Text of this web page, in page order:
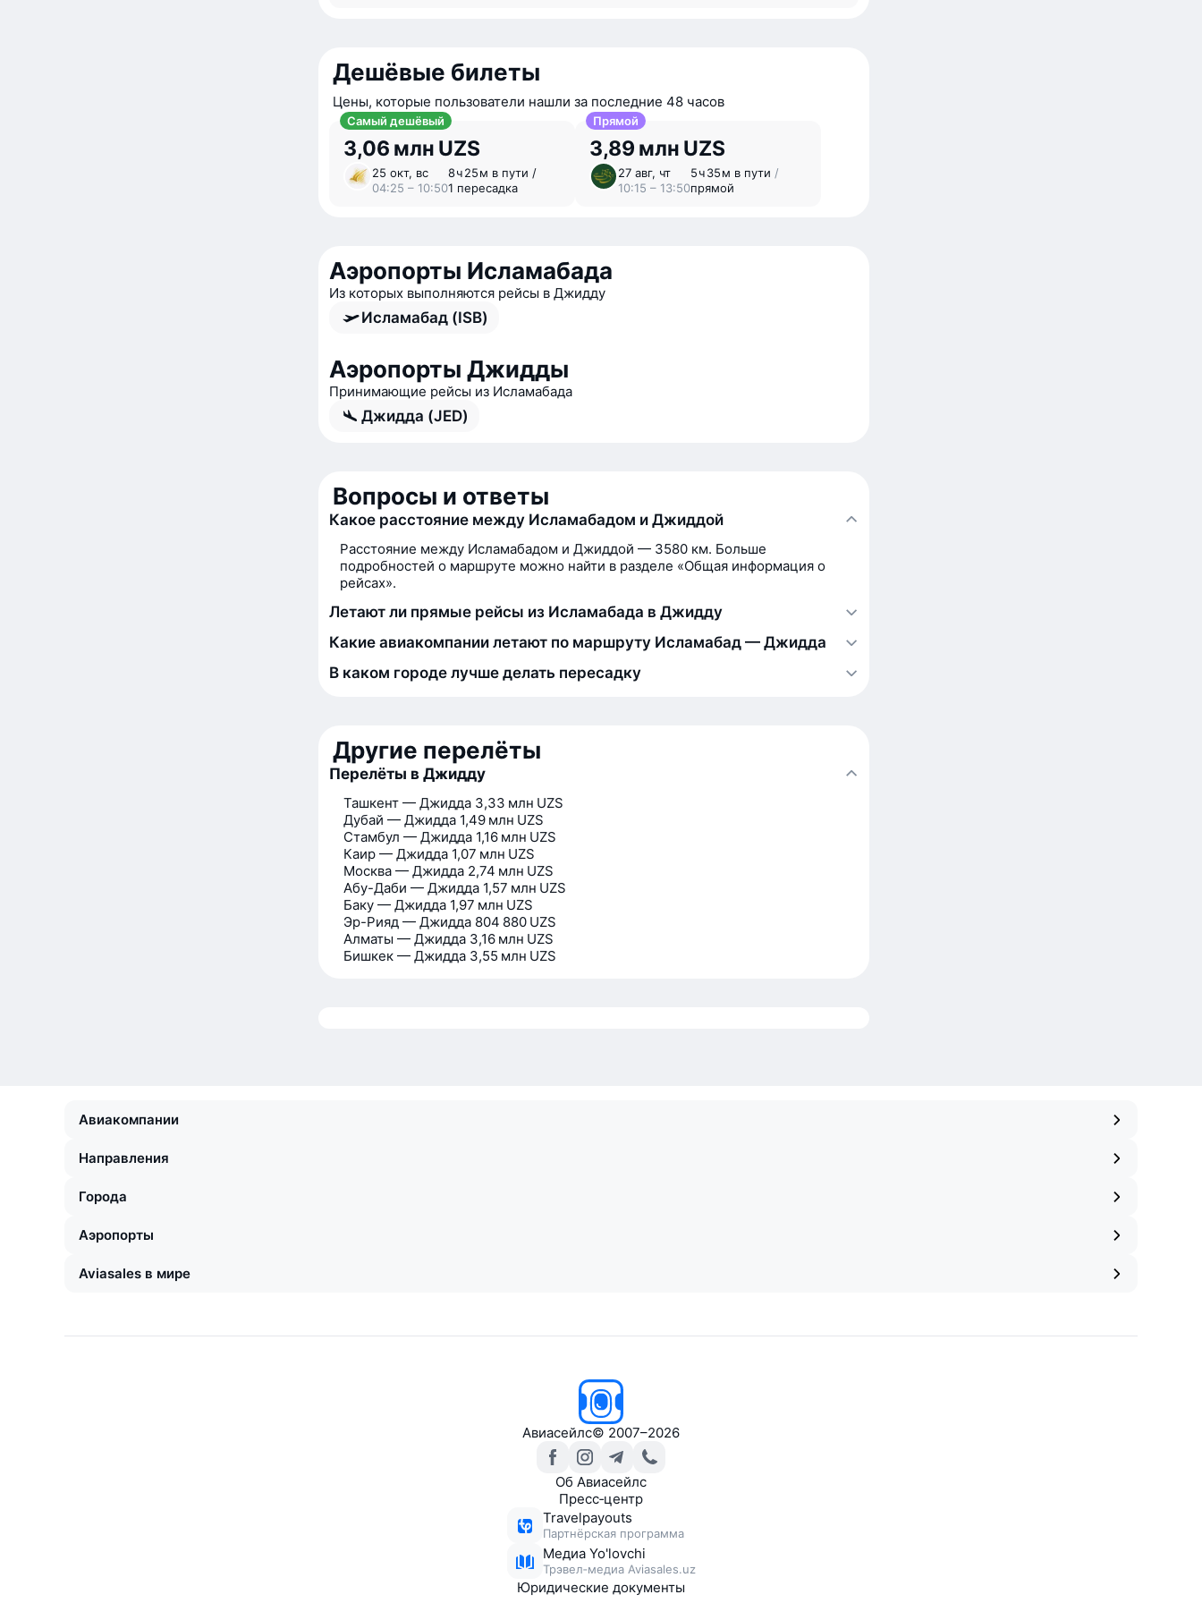
Дешёвые билеты
Цены, которые пользователи нашли за последние 48 часов
Самый дешёвый
3,06 млн UZS
25 окт, вс
04:25 – 10:50
8 ⁠ч 25 ⁠м в пути /
1 пересадка
Прямой
3,89 млн UZS
27 авг, чт
10:15 – 13:50
5 ⁠ч 35 ⁠м в пути /
прямой
Аэропорты Исламабада
Из которых выполняются рейсы в Джидду
Исламабад (ISB)
Аэропорты Джидды
Принимающие рейсы из Исламабада
Джидда (JED)
Вопросы и ответы
Какое расстояние между Исламабадом и Джиддой
Расстояние между Исламабадом и Джиддой — 3580 км. Больше
подробностей о маршруте можно найти в разделе «Общая информация о
рейсах».
Летают ли прямые рейсы из Исламабада в Джидду
Какие авиакомпании летают по маршруту Исламабад — Джидда
В каком городе лучше делать пересадку
Другие перелёты
Перелёты в Джидду
Ташкент — Джидда 3,33 млн UZS
Дубай — Джидда 1,49 млн UZS
Стамбул — Джидда 1,16 млн UZS
Каир — Джидда 1,07 млн UZS
Москва — Джидда 2,74 млн UZS
Абу-Даби — Джидда 1,57 млн UZS
Баку — Джидда 1,97 млн UZS
Эр-Рияд — Джидда 804 880 UZS
Алматы — Джидда 3,16 млн UZS
Бишкек — Джидда 3,55 млн UZS
Авиакомпании
Направления
Города
Аэропорты
Aviasales в мире
Авиасейлс© 2007–2026
Об Авиасейлс
Пресс‑центр
Travelpayouts
Партнёрская программа
Медиа Yo'lovchi
Трэвел‑медиа Aviasales.uz
Юридические документы